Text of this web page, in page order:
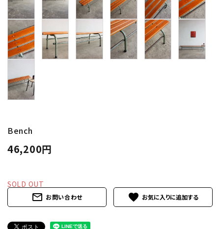
デザイナーまとめ
アフターケア
メンテナンスについて
ギャラリー・シーン
納品事例
エキシビジョン・展示会
過去販売
ACCOUNT MENU
Bench
46,200円
SOLD OUT
mail_outline お問い合わせ favorite